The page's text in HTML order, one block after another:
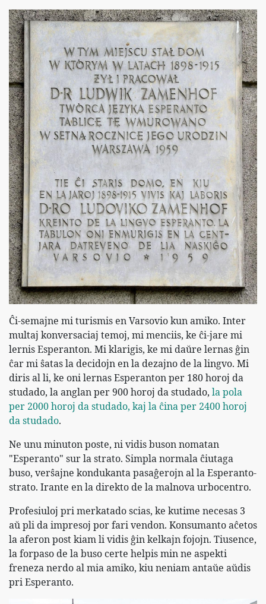
Ĉi-semajne mi turismis en Varsovio kun amiko. Inter
multaj konversaciaj temoj, mi menciis, ke ĉi-jare mi
lernis Esperanton. Mi klarigis, ke mi daŭre lernas ĝin
ĉar mi ŝatas la decidojn en la dezajno de la lingvo. Mi
diris al li, ke oni lernas Esperanton per 180 horoj da
studado, la anglan per 900 horoj da studado, la pola
per 2000 horoj da studado, kaj la ĉina per 2400 horoj
da studado.
Ne unu minuton poste, ni vidis buson nomatan
"Esperanto" sur la strato. Simpla normala ĉiutaga
buso, verŝajne kondukanta pasaĝerojn al la Esperanto-
strato. Irante en la direkto de la malnova urbocentro.
Profesiuloj pri merkatado scias, ke kutime necesas 3
aŭ pli da impresoj por fari vendon. Konsumanto aĉetos
la aferon post kiam li vidis ĝin kelkajn fojojn. Tiusence,
la forpaso de la buso certe helpis min ne aspekti
freneza nerdo al mia amiko, kiu neniam antaŭe aŭdis
pri Esperanto.